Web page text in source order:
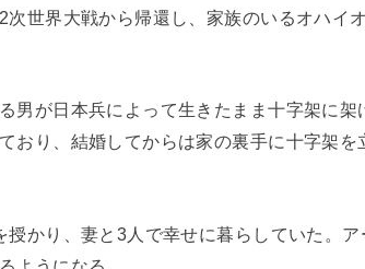
次世界大戦から帰還し、家族のいるオハイ
男が日本兵によって生きたまま十字架に架
おり、結婚してからは家の裏手に十字架を
かり、妻と3人で幸せに暮らしていた。